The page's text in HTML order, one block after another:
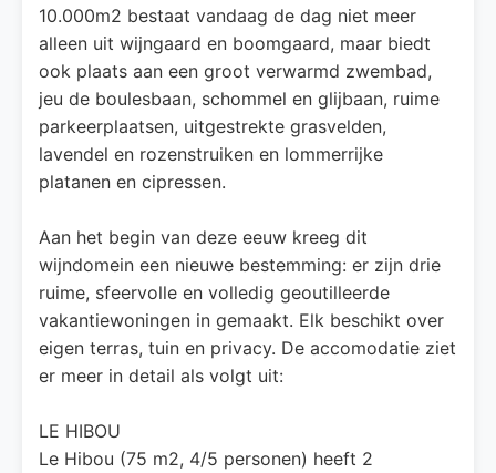
10.000m2 bestaat vandaag de dag niet meer
alleen uit wijngaard en boomgaard, maar biedt
ook plaats aan een groot verwarmd zwembad,
jeu de boulesbaan, schommel en glijbaan, ruime
parkeerplaatsen, uitgestrekte grasvelden,
lavendel en rozenstruiken en lommerrijke
platanen en cipressen.
Aan het begin van deze eeuw kreeg dit
wijndomein een nieuwe bestemming: er zijn drie
ruime, sfeervolle en volledig geoutilleerde
vakantiewoningen in gemaakt. Elk beschikt over
eigen terras, tuin en privacy. De accomodatie ziet
er meer in detail als volgt uit:
LE HIBOU
Le Hibou (75 m2, 4/5 personen) heeft 2